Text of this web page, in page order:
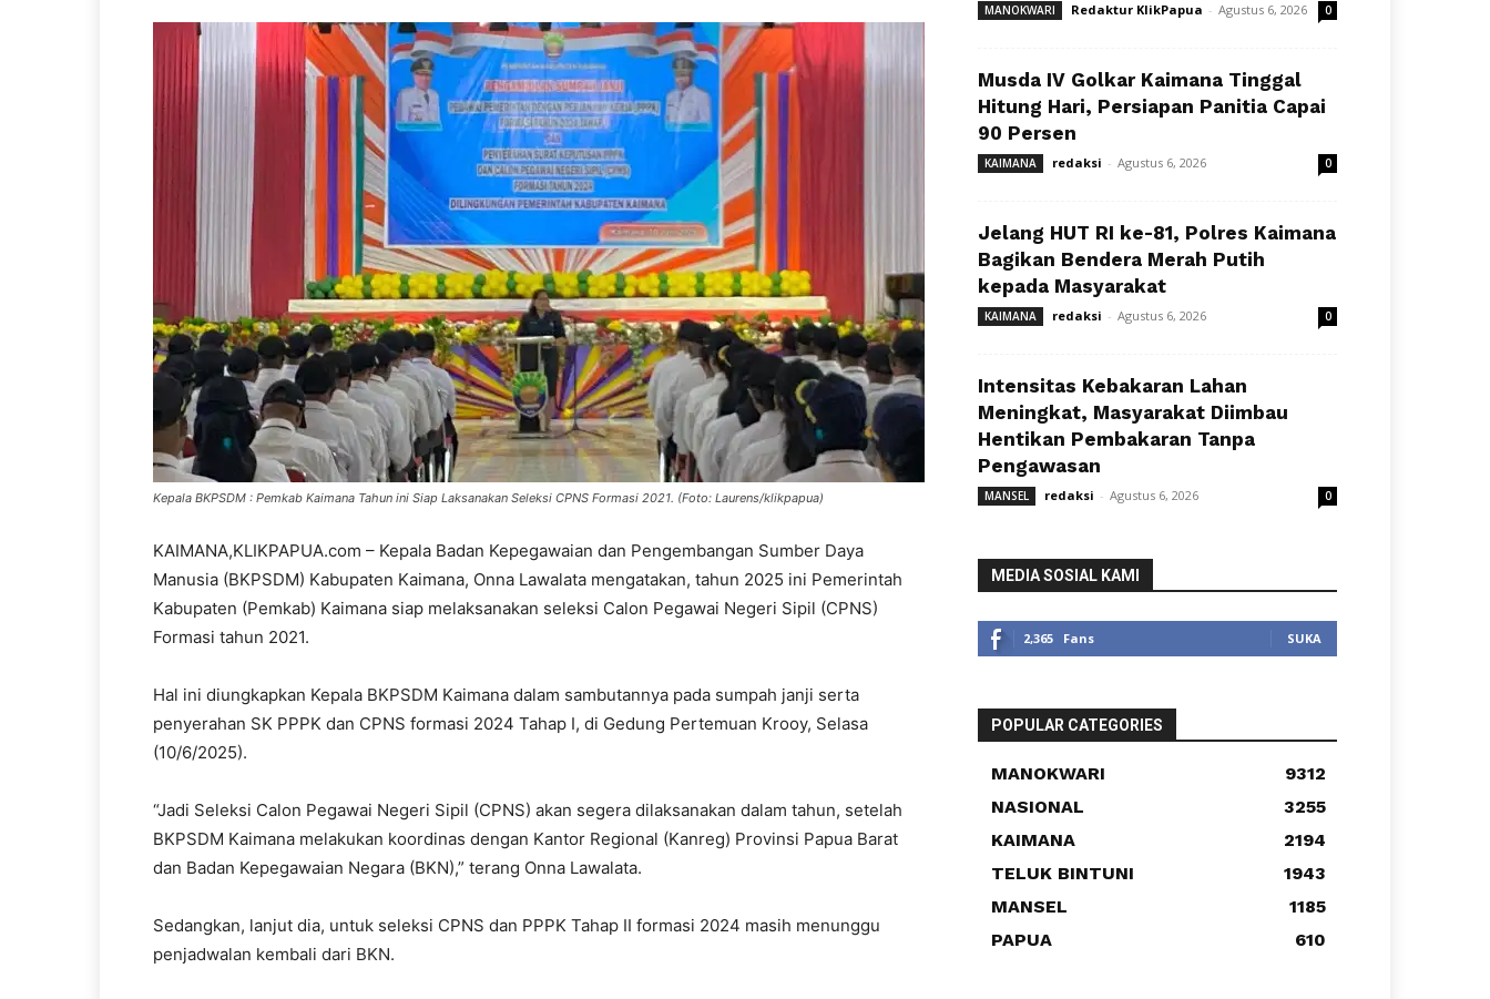
Kepala BKPSDM : Pemkab Kaimana Tahun ini Siap Laksanakan Seleksi CPNS Formasi 2021. (Foto: Laurens/klikpapua)
KAIMANA,KLIKPAPUA.com – Kepala Badan Kepegawaian dan Pengembangan Sumber Daya
Manusia (BKPSDM) Kabupaten Kaimana, Onna Lawalata mengatakan, tahun 2025 ini Pemerintah
Kabupaten (Pemkab) Kaimana siap melaksanakan seleksi Calon Pegawai Negeri Sipil (CPNS)
Formasi tahun 2021.
Hal ini diungkapkan Kepala BKPSDM Kaimana dalam sambutannya pada sumpah janji serta
penyerahan SK PPPK dan CPNS formasi 2024 Tahap I, di Gedung Pertemuan Krooy, Selasa
(10/6/2025).
“Jadi Seleksi Calon Pegawai Negeri Sipil (CPNS) akan segera dilaksanakan dalam tahun, setelah
BKPSDM Kaimana melakukan koordinas dengan Kantor Regional (Kanreg) Provinsi Papua Barat
dan Badan Kepegawaian Negara (BKN),” terang Onna Lawalata.
Sedangkan, lanjut dia, untuk seleksi CPNS dan PPPK Tahap II formasi 2024 masih menunggu
penjadwalan kembali dari BKN.
MANOKWARI Redaktur KlikPapua - Agustus 6, 2026 0
Musda IV Golkar Kaimana Tinggal
Hitung Hari, Persiapan Panitia Capai
90 Persen
KAIMANA redaksi - Agustus 6, 2026 0
Jelang HUT RI ke-81, Polres Kaimana
Bagikan Bendera Merah Putih
kepada Masyarakat
KAIMANA redaksi - Agustus 6, 2026 0
Intensitas Kebakaran Lahan
Meningkat, Masyarakat Diimbau
Hentikan Pembakaran Tanpa
Pengawasan
MANSEL redaksi - Agustus 6, 2026 0
MEDIA SOSIAL KAMI
2,365 Fans SUKA
POPULAR CATEGORIES
MANOKWARI
9312
NASIONAL
3255
KAIMANA
2194
TELUK BINTUNI
1943
MANSEL
1185
PAPUA
610